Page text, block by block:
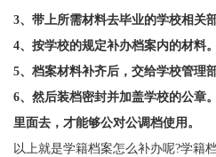
3、带上所需材料去毕业的学校相关
4、按学校的规定补办档案内的材料
5、档案材料补齐后，交给学校管理
6、然后装档密封并加盖学校的公章
里面去，才能够公对公调档使用。
以上就是学籍档案怎么补办呢?学籍